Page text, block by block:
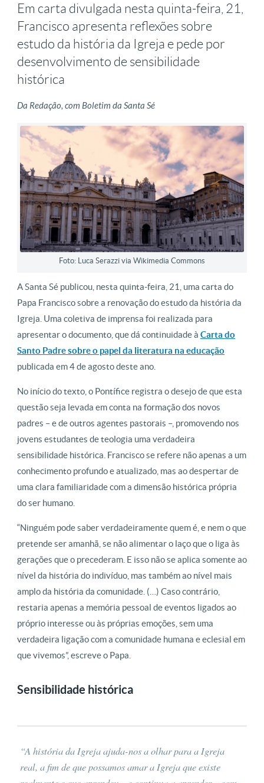
Em carta divulgada nesta quinta-feira, 21,
Francisco apresenta reflexões sobre
estudo da história da Igreja e pede por
desenvolvimento de sensibilidade
histórica
Da Redação, com Boletim da Santa Sé
Foto: Luca Serazzi via Wikimedia Commons
A Santa Sé publicou, nesta quinta-feira, 21, uma carta do
Papa Francisco sobre a renovação do estudo da história da
Igreja. Uma coletiva de imprensa foi realizada para
apresentar o documento, que dá continuidade à Carta do
Santo Padre sobre o papel da literatura na educação
publicada em 4 de agosto deste ano.
No início do texto, o Pontífice registra o desejo de que esta
questão seja levada em conta na formação dos novos
padres – e de outros agentes pastorais –, promovendo nos
jovens estudantes de teologia uma verdadeira
sensibilidade histórica. Francisco se refere não apenas a um
conhecimento profundo e atualizado, mas ao despertar de
uma clara familiaridade com a dimensão histórica própria
do ser humano.
“Ninguém pode saber verdadeiramente quem é, e nem o que
pretende ser amanhã, se não alimentar o laço que o liga às
gerações que o precederam. E isso não se aplica somente ao
nível da história do indivíduo, mas também ao nível mais
amplo da história da comunidade. (…) Caso contrário,
restaria apenas a memória pessoal de eventos ligados ao
próprio interesse ou às próprias emoções, sem uma
verdadeira ligação com a comunidade humana e eclesial em
que vivemos”, escreve o Papa.
Sensibilidade histórica
“A história da Igreja ajuda-nos a olhar para a Igreja
real, a fim de que possamos amar a Igreja que existe